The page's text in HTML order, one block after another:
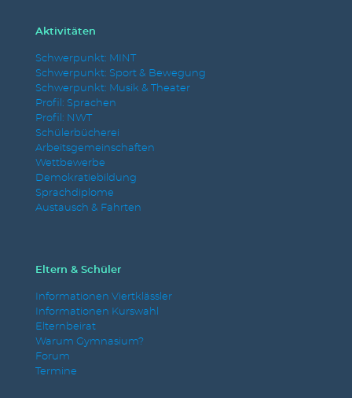
Aktivitäten
Schwerpunkt: MINT
Schwerpunkt: Sport & Bewegung
Schwerpunkt: Musik & Theater
Profil: Sprachen
Profil: NWT
Schülerbücherei
Arbeitsgemeinschaften
Wettbewerbe
Demokratiebildung
Sprachdiplome
Austausch & Fahrten
Eltern & Schüler
Informationen Viertklässler
Informationen Kurswahl
Elternbeirat
Warum Gymnasium?
Forum
Termine